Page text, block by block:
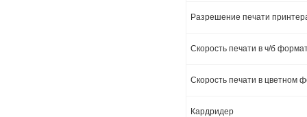
Разрешение печати
Скорость печати в ч/б
Скорость печати в цветном
Кардридер